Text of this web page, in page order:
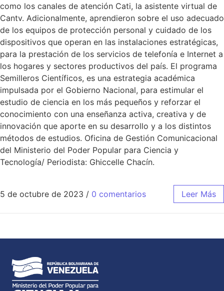
como los canales de atención Cati, la asistente virtual de
Cantv. Adicionalmente, aprendieron sobre el uso adecuado
de los equipos de protección personal y cuidado de los
dispositivos que operan en las instalaciones estratégicas,
para la prestación de los servicios de telefonía e Internet a
los hogares y sectores productivos del país. El programa
Semilleros Científicos, es una estrategia académica
impulsada por el Gobierno Nacional, para estimular el
estudio de ciencia en los más pequeños y reforzar el
conocimiento con una enseñanza activa, creativa y de
innovación que aporte en su desarrollo y a los distintos
métodos de estudios. Oficina de Gestión Comunicacional
del Ministerio del Poder Popular para Ciencia y
Tecnología/ Periodista: Ghiccelle Chacín.
5 de octubre de 2023 / 0 comentarios Leer Más